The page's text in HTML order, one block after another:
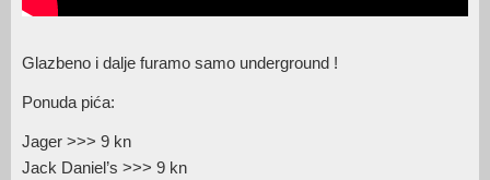
Glazbeno i dalje furamo samo underground !
Ponuda pića:
Jager >>> 9 kn
Jack Daniel’s >>> 9 kn